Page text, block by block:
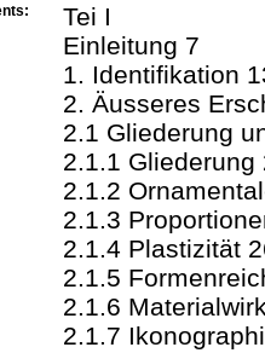
Tei I
Einleitung 7
1. Identifikation
2. Äusseres
2.1 Gliederung
2.1.1 Gliederung
2.1.2
2.1.3
2.1.4 Plastizität
2.1.5
2.1.6
2.1.7